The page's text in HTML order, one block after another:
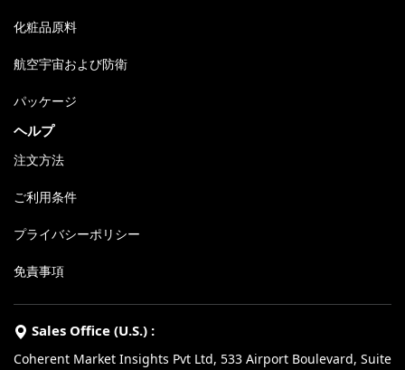
化粧品原料
航空宇宙および防衛
パッケージ
ヘルプ
注文方法
ご利用条件
プライバシーポリシー
免責事項
Sales Office (U.S.) :
Coherent Market Insights Pvt Ltd, 533 Airport Boulevard, Suite